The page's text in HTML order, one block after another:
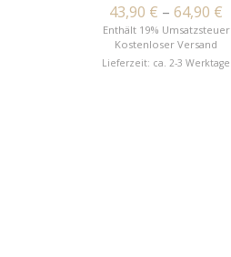
43,90 € – 64,90 €
Enthält 19% Umsatzsteuer
Kostenloser Versand
Lieferzeit: ca. 2-3 Werktage